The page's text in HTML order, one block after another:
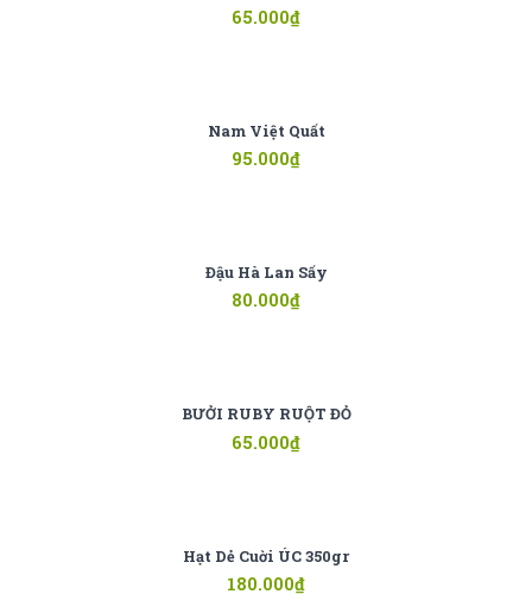
65.000₫
Nam Việt Quất
95.000₫
Đậu Hà Lan Sấy
80.000₫
BƯỞI RUBY RUỘT ĐỎ
65.000₫
Hạt Dẻ Cuời ÚC 350gr
180.000₫